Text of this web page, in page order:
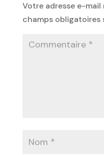
Votre adresse e-mail
champs obligatoires